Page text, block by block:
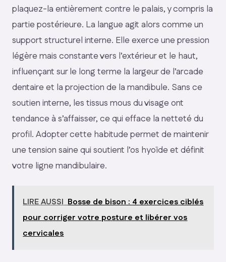
plaquez-la entièrement contre le palais, y compris la
partie postérieure. La langue agit alors comme un
support structurel interne. Elle exerce une pression
légère mais constante vers l’extérieur et le haut,
influençant sur le long terme la largeur de l’arcade
dentaire et la projection de la mandibule. Sans ce
soutien interne, les tissus mous du visage ont
tendance à s’affaisser, ce qui efface la netteté du
profil. Adopter cette habitude permet de maintenir
une tension saine qui soutient l’os hyoïde et définit
votre ligne mandibulaire.
LIRE AUSSI Bosse de bison : 4 exercices ciblés
pour corriger votre posture et libérer vos
cervicales